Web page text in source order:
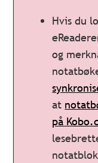
Hvis du
og
at
på